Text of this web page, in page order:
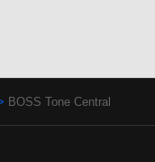
BOSS Tone Central